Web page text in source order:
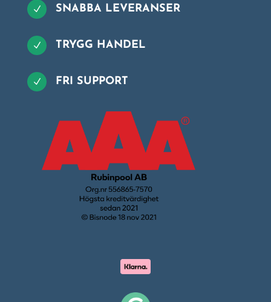
N SNABBA LEVERANSER
N TRYGG HANDEL
N FRI SUPPORT